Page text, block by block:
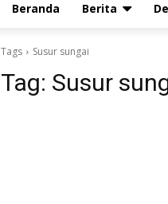
Beranda Berita
Tags Susur sungai
Tag: Susur